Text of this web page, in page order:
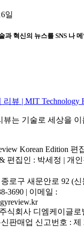
일
과 혁신의 뉴스를 SNS 나 메
는 기술로 세상을
Korean Edition 편
편집인 : 박세정 | 개
로구 새문안로 92 (신
3690 | 이메일 :
식회사 디엠케이글로
신판매업 신고번호 : 제